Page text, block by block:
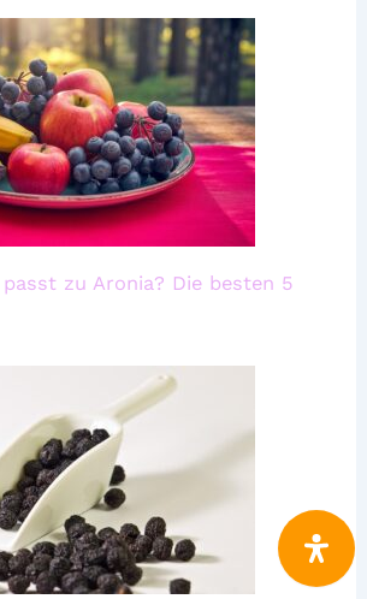
zu Aronia? Die besten 5